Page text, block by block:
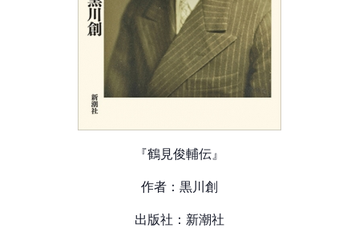
『鶴見俊輔伝』
作者：黒川創
出版社：新潮社